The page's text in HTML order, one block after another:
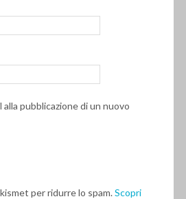
alla pubblicazione di un nuovo
per ridurre lo spam.Scopri